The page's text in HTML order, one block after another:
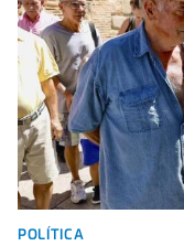
POLÍTICA